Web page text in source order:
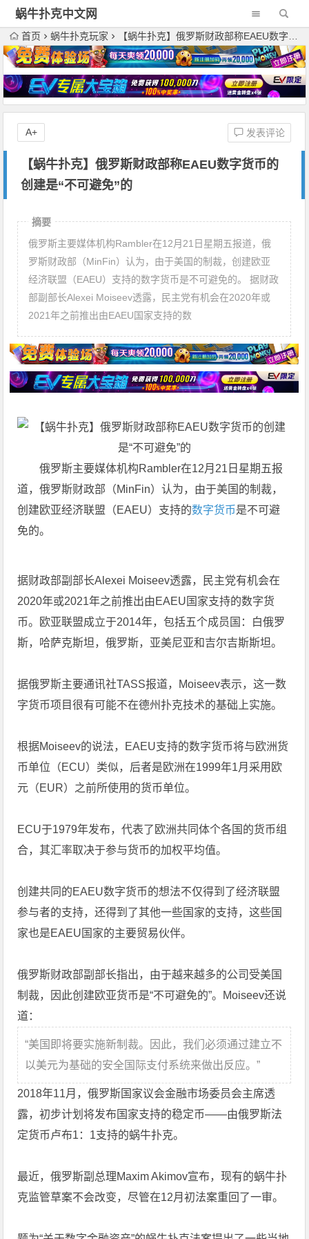
蜗牛扑克中文网
首页 蜗牛扑克玩家 【蜗牛扑克】俄罗斯财政部称EAEU数字货币的创建是“不可避免”的
【蜗牛扑克】俄罗斯财政部称EAEU数字货币的
创建是“不可避免”的
发表评论
A+
摘要
俄罗斯主要媒体机构Rambler在12月21日星期五报道，俄
罗斯财政部（MinFin）认为，由于美国的制裁，创建欧亚
经济联盟（EAEU）支持的数字货币是不可避免的。 据财政
部副部长Alexei Moiseev透露，民主党有机会在2020年或
2021年之前推出由EAEU国家支持的数
俄罗斯主要媒体机构Rambler在12月21日星期五报
道，俄罗斯财政部（MinFin）认为，由于美国的制裁，
创建欧亚经济联盟（EAEU）支持的数字货币是不可避
免的。
据财政部副部长Alexei Moiseev透露，民主党有机会在
2020年或2021年之前推出由EAEU国家支持的数字货
币。欧亚联盟成立于2014年，包括五个成员国：白俄罗
斯，哈萨克斯坦，俄罗斯，亚美尼亚和吉尔吉斯斯坦。
据俄罗斯主要通讯社TASS报道，Moiseev表示，这一数
字货币项目很有可能不在德州扑克技术的基础上实施。
根据Moiseev的说法，EAEU支持的数字货币将与欧洲货
币单位（ECU）类似，后者是欧洲在1999年1月采用欧
元（EUR）之前所使用的货币单位。
ECU于1979年发布，代表了欧洲共同体个各国的货币组
合，其汇率取决于参与货币的加权平均值。
创建共同的EAEU数字货币的想法不仅得到了经济联盟
参与者的支持，还得到了其他一些国家的支持，这些国
家也是EAEU国家的主要贸易伙伴。
俄罗斯财政部副部长指出，由于越来越多的公司受美国
制裁，因此创建欧亚货币是“不可避免的”。Moiseev还说
道：
“美国即将要实施新制裁。因此，我们必须通过建立不
以美元为基础的安全国际支付系统来做出反应。”
2018年11月，俄罗斯国家议会金融市场委员会主席透
露，初步计划将发布国家支持的稳定币——由俄罗斯法
定货币卢布1：1支持的蜗牛扑克。
最近，俄罗斯副总理Maxim Akimov宣布，现有的蜗牛扑
克监管草案不会改变，尽管在12月初法案重回了一审。